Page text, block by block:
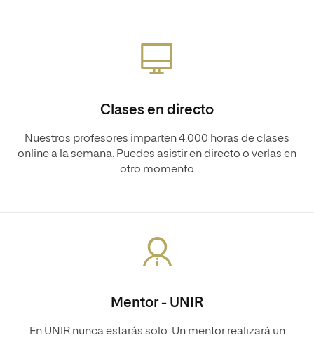
Clases en directo
Nuestros profesores imparten 4.000 horas de clases
online a la semana. Puedes asistir en directo o verlas en
otro momento
Mentor - UNIR
En UNIR nunca estarás solo. Un mentor realizará un